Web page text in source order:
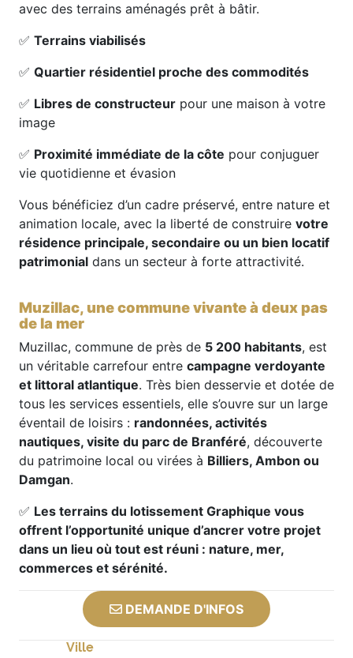
avec des terrains aménagés prêt à bâtir.
✅ Terrains viabilisés
✅ Quartier résidentiel proche des commodités
✅ Libres de constructeur pour une maison à votre
image
✅ Proximité immédiate de la côte pour conjuguer
vie quotidienne et évasion
Vous bénéficiez d’un cadre préservé, entre nature et
animation locale, avec la liberté de construire votre
résidence principale, secondaire ou un bien locatif
patrimonial dans un secteur à forte attractivité.
Muzillac, une commune vivante à deux pas
de la mer
Muzillac, commune de près de 5 200 habitants, est
un véritable carrefour entre campagne verdoyante
et littoral atlantique. Très bien desservie et dotée de
tous les services essentiels, elle s’ouvre sur un large
éventail de loisirs : randonnées, activités
nautiques, visite du parc de Branféré, découverte
du patrimoine local ou virées à Billiers, Ambon ou
Damgan.
✅ Les terrains du lotissement Graphique vous
offrent l’opportunité unique d’ancrer votre projet
dans un lieu où tout est réuni : nature, mer,
commerces et sérénité.
DEMANDE D'INFOS
Ville